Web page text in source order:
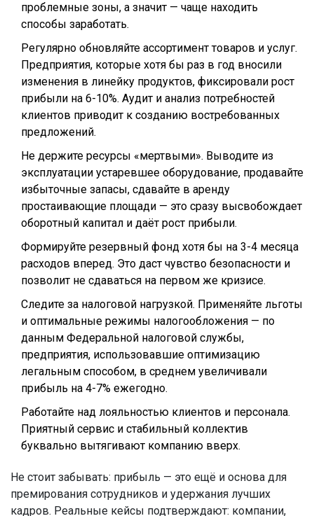
проблемные зоны, а значит — чаще находить
способы заработать.
Регулярно обновляйте ассортимент товаров и услуг.
Предприятия, которые хотя бы раз в год вносили
изменения в линейку продуктов, фиксировали рост
прибыли на 6-10%. Аудит и анализ потребностей
клиентов приводит к созданию востребованных
предложений.
Не держите ресурсы «мертвыми». Выводите из
эксплуатации устаревшее оборудование, продавайте
избыточные запасы, сдавайте в аренду
простаивающие площади — это сразу высвобождает
оборотный капитал и даёт рост прибыли.
Формируйте резервный фонд хотя бы на 3-4 месяца
расходов вперед. Это даст чувство безопасности и
позволит не сдаваться на первом же кризисе.
Следите за налоговой нагрузкой. Применяйте льготы
и оптимальные режимы налогообложения — по
данным Федеральной налоговой службы,
предприятия, использовавшие оптимизацию
легальным способом, в среднем увеличивали
прибыль на 4-7% ежегодно.
Работайте над лояльностью клиентов и персонала.
Приятный сервис и стабильный коллектив
буквально вытягивают компанию вверх.
Не стоит забывать: прибыль — это ещё и основа для
премирования сотрудников и удержания лучших
кадров. Реальные кейсы подтверждают: компании,